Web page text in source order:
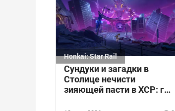
Honkai: Star Rail
Сундуки и загадки в
Столице нечисти
зияющей пасти в ХСР: где